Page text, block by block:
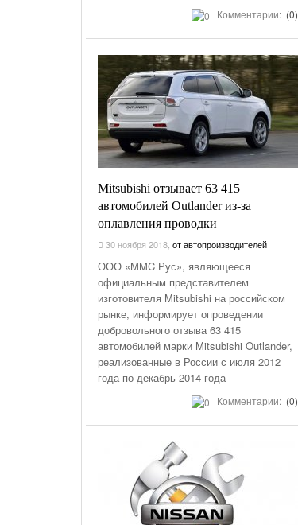
Комментарии: (0)
Mitsubishi отзывает 63 415
автомобилей Outlander из-за
оплавления проводки
30 ноября 2018 от автопроизводителей
ООО «MMC Рус», являющееся
официальным представителем
изготовителя Mitsubishi на российском
рынке, информирует опроведении
добровольного отзыва 63 415
автомобилей марки Mitsubishi Outlander,
реализованные в России с июля 2012
года по декабрь 2014 года
Комментарии: (0)